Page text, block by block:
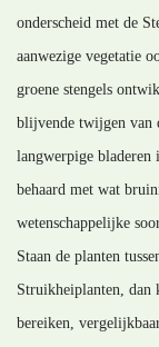
onderscheid met de
aanwezige vegetatie
groene stengels
blijvende twijgen van
langwerpige bladeren
behaard met wat
wetenschappelijke
Staan de planten
Struikheiplanten, dan
bereiken,